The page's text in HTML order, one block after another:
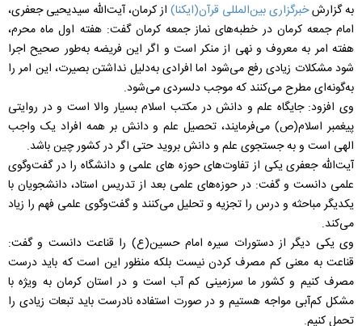
به گزارشخبرگزاری بین‌المللی قرآن(ایکنا) از کرمان، آیت‌الله سیدیحیی جعفری،
امام جمعه کرمان در خطبه‌های نماز جمعه کرمان گفت: هفته اول ماه محرم،
هفته امر به معروف و نهی از منکر است و اگر این فریضه به‌طور صحیح اجرا
شود مشکلات زیادی رفع می‌شود اما افرادی به‌دلیل نداشتن بصیرت، این امر را
به‌گونه‌ای مطرح می‌کنند که موجب دلسردی می‌شود.
وی افزود: جایگاه علم و دانش در مکتب اسلام بسیار والا است و در روایتی
پیغمبر اسلام(ص) می‌فرمایند، تحصیل علم و دانش بر همه افراد یک واجب
الهی است و به جستجوی علم و دانش بروید حتی اگر در کشور چین باشد.
آیت‌الله جعفری یکی از تفاوت‌های حوزه های علمی و دانشگاه را در گفت‌وگوی
علمی دانست و گفت: در حوزه‌های علمی بعد از تدریس استاد، دانشجویان با
یکدیگر مباحثه و درس را تجزیه و تحلیل می‌کنند و گفت‌وگوی علمی فهم را زیاد
می‌کند.
وی یکی دیگر از دستورات سیره امام حسین(ع) را قناعت دانست و گفت:
قناعت به معنی کم مصرف کردن نیست بلکه منظور این است که باید درست
مصرف کنیم و کشور ما سرزمینی کم آب است و در استان کرمان به ویژه با
مشکل کم‌آبی مواجه هستیم و در صورت استفاده نادرست باید تبعات زیادی را
تحمل کنیم.